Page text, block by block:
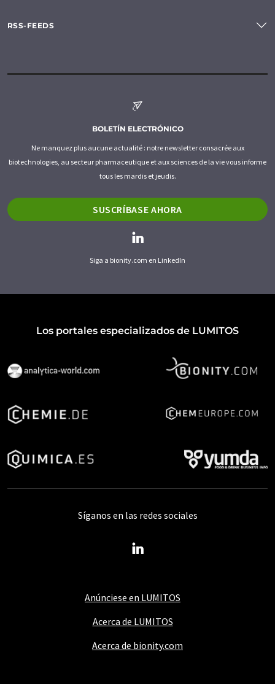
RSS-FEEDS
BOLETÍN ELECTRÓNICO
Ne manquez plus aucune actualité : notre newsletter consacrée aux
biotechnologies, au secteur pharmaceutique et aux sciences de la vie vous informe
tous les mardis et jeudis.
SUSCRÍBASE AHORA
Siga a bionity.com en LinkedIn
Los portales especializados de LUMITOS
Anúnciese en LUMITOS
Acerca de LUMITOS
Acerca de bionity.com
Síganos en las redes sociales